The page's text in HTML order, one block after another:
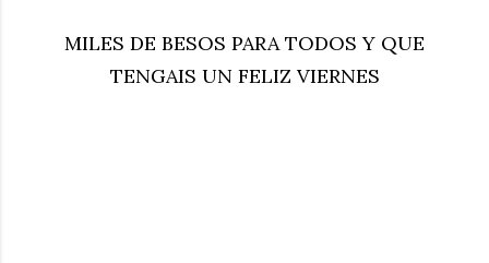
MILES DE BESOS PARA TODOS Y QUE
TENGAIS UN FELIZ VIERNES